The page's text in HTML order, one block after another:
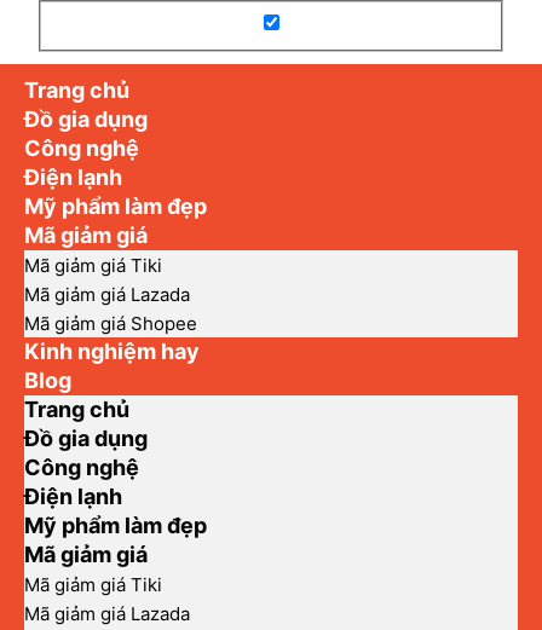
Trang chủ
Đồ gia dụng
Công nghệ
Điện lạnh
Mỹ phẩm làm đẹp
Mã giảm giá
Mã giảm giá Tiki
Mã giảm giá Lazada
Mã giảm giá Shopee
Kinh nghiệm hay
Blog
Trang chủ
Đồ gia dụng
Công nghệ
Điện lạnh
Mỹ phẩm làm đẹp
Mã giảm giá
Mã giảm giá Tiki
Mã giảm giá Lazada